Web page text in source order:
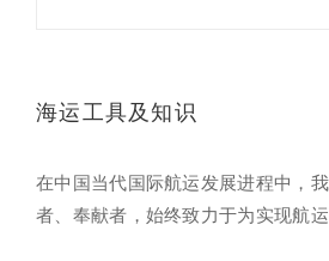
海运工具及知识
在中国当代国际航运发展进程中，
者、奉献者，始终致力于为实现航运